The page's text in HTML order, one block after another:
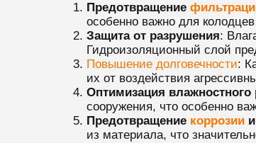
Предотвращение
особенно важно для
Защита от разрушения:
Гидроизоляционный слой
Повышение долговечности:
их от воздействия
Оптимизация
сооружения, что особенно
Предотвращение коррозиии
из материала, что